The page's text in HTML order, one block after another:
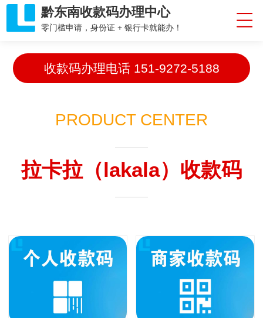
黔东南收款码办理中心
零门槛申请，身份证 + 银行卡就能办！
收款码办理电话 151-9272-5188
PRODUCT CENTER
拉卡拉（lakala）收款码